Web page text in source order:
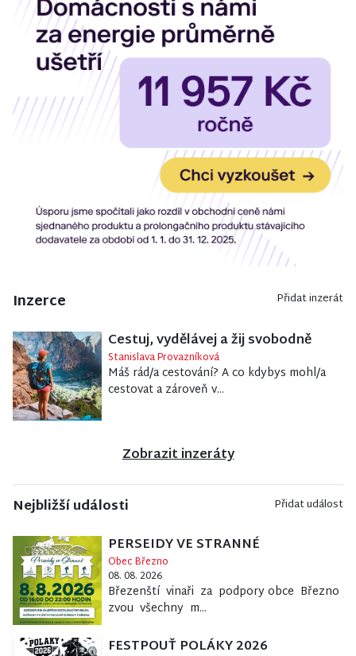
Inzerce Přidat inzerát
Cestuj, vydělávej a žij svobodně
Stanislava Provazníková
Máš rád/a cestování? A co kdybys mohl/a
cestovat a zároveň v...
Zobrazit inzeráty
Nejbližší události Přidat událost
PERSEIDY VE STRANNÉ
Obec Březno
08. 08. 2026
Březenští vinaři za podpory obce Březno
zvou všechny m...
FESTPOUŤ POLÁKY 2026